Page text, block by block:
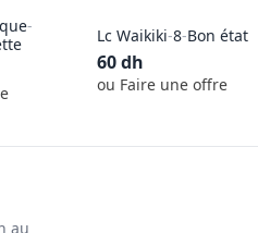
-
Lc Waikiki-8-Bon état
60dh
ou Faire une offre
au